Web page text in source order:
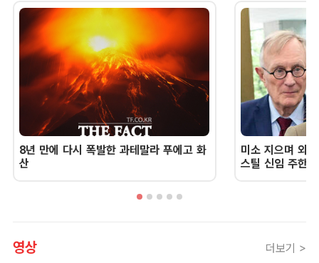
8년 만에 다시 폭발한 과테말라 푸에고 화
산
미소 지으며 외
스틸 신임 주한
영상 더보기 >